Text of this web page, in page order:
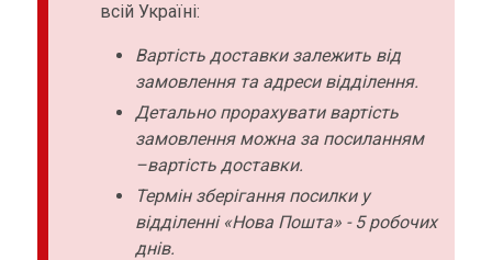
всій Україні:
Вартість доставки залежить від
замовлення та адреси відділення.
Детально прорахувати вартість
замовлення можна за посиланням
–вартість доставки.
Термін зберігання посилки у
відділенні «Нова Пошта» - 5 робочих
днів.